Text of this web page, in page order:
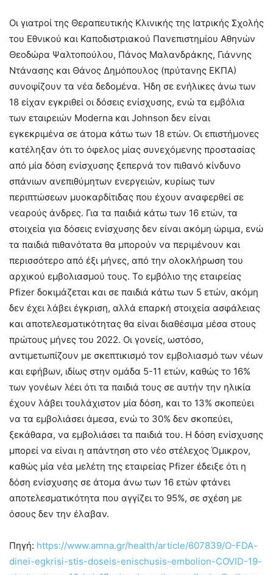
Οι γιατροί της Θεραπευτικής Κλινικής της Ιατρικής Σχολής
του Εθνικού και Καποδιστριακού Πανεπιστημίου Αθηνών
Θεοδώρα Ψαλτοπούλου, Πάνος Μαλανδράκης, Γιάννης
Ντάνασης και Θάνος Δημόπουλος (πρύτανης ΕΚΠΑ)
συνοψίζουν τα νέα δεδομένα. Ήδη σε ενήλικες άνω των
18 είχαν εγκριθεί οι δόσεις ενίσχυσης, ενώ τα εμβόλια
των εταιρειών Moderna και Johnson δεν είναι
εγκεκριμένα σε άτομα κάτω των 18 ετών. Οι επιστήμονες
κατέληξαν ότι το όφελος μίας συνεχόμενης προστασίας
από μία δόση ενίσχυσης ξεπερνά τον πιθανό κίνδυνο
σπάνιων ανεπιθύμητων ενεργειών, κυρίως των
περιπτώσεων μυοκαρδίτιδας που έχουν αναφερθεί σε
νεαρούς άνδρες. Για τα παιδιά κάτω των 16 ετών, τα
στοιχεία για δόσεις ενίσχυσης δεν είναι ακόμη ώριμα, ενώ
τα παιδιά πιθανότατα θα μπορούν να περιμένουν και
περισσότερο από έξι μήνες, από την ολοκλήρωση του
αρχικού εμβολιασμού τους. Το εμβόλιο της εταιρείας
Pfizer δοκιμάζεται και σε παιδιά κάτω των 5 ετών, ακόμη
δεν έχει λάβει έγκριση, αλλά επαρκή στοιχεία ασφάλειας
και αποτελεσματικότητας θα είναι διαθέσιμα μέσα στους
πρώτους μήνες του 2022. Οι γονείς, ωστόσο,
αντιμετωπίζουν με σκεπτικισμό τον εμβολιασμό των νέων
και εφήβων, ιδίως στην ομάδα 5-11 ετών, καθώς το 16%
των γονέων λέει ότι τα παιδιά τους σε αυτήν την ηλικία
έχουν λάβει τουλάχιστον μία δόση, και το 13% σκοπεύει
να τα εμβολιάσει άμεσα, ενώ το 30% δεν σκοπεύει,
ξεκάθαρα, να εμβολιάσει τα παιδιά του. Η δόση ενίσχυσης
μπορεί να είναι η απάντηση στο νέο στέλεχος Όμικρον,
καθώς μία νέα μελέτη της εταιρείας Pfizer έδειξε ότι η
δόση ενίσχυσης σε άτομα άνω των 16 ετών φτάνει
αποτελεσματικότητα που αγγίζει το 95%, σε σχέση με
όσους δεν την έλαβαν.
Πηγή: https://www.amna.gr/health/article/607839/O-FDA-
dinei-egkrisi-stis-doseis-enischusis-embolion-COVID-19-